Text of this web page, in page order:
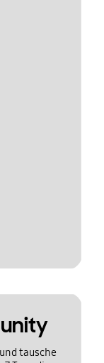
tausche